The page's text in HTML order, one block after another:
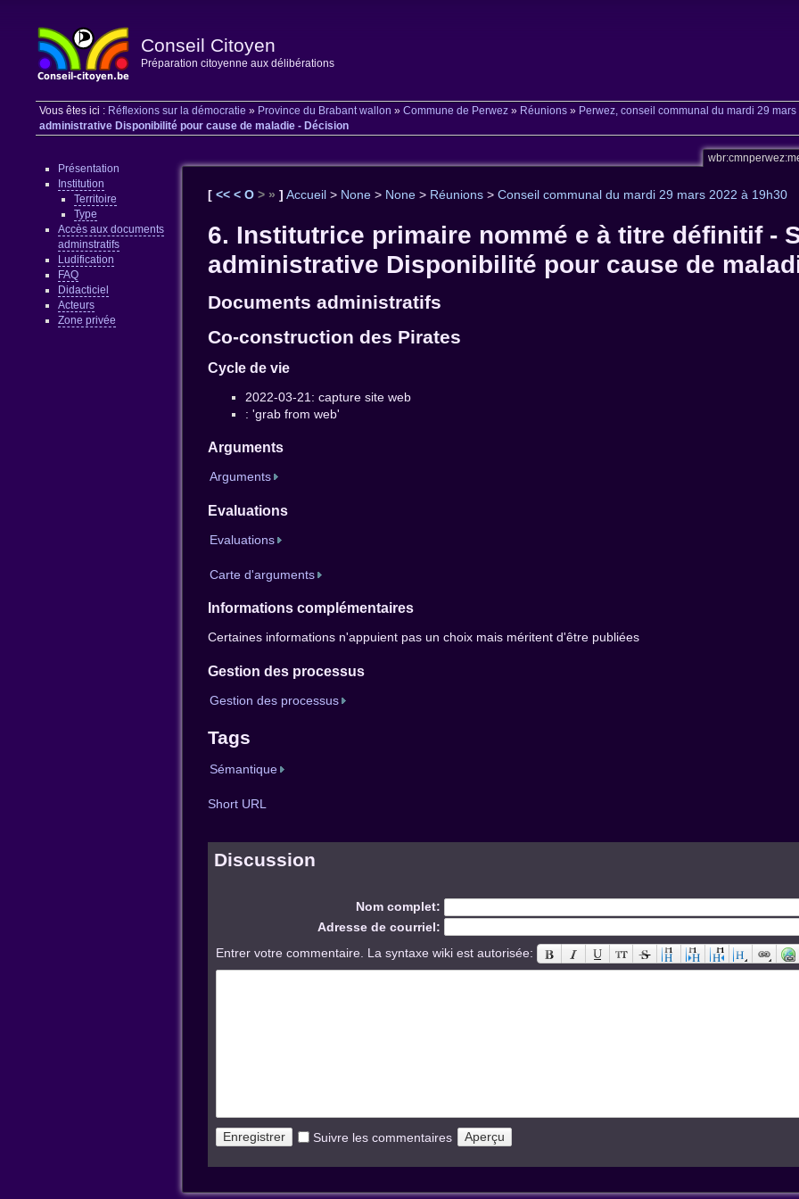
Conseil Citoyen
Préparation citoyenne aux délibérations
Vous êtes ici : Réflexions sur la démocratie » Province du Brabant wallon »Commune de Perwez » Réunions » Perwez, conseil communal du mardi 29 mars
administrative Disponibilité pour cause de maladie - Décision
Présentation
Institution
Territoire
Type
Accès aux documents
adminstratifs
Ludification
FAQ
Didacticiel
Acteurs
Zone privée
[<<<O> »] Accueil > None > None > Réunions >Conseil communal du mardi 29 mars 2022 à 19h30
6. Institutrice primaire nommé e à titre définitif -
administrative Disponibilité pour cause de
Documents administratifs
Co-construction des Pirates
Cycle de vie
2022-03-21: capture site web
: 'grab from web'
Arguments
Arguments
Evaluations
Evaluations
Carte d'arguments
Informations complémentaires
Certaines informations n'appuient pas un choix mais méritent d'être publiées
Gestion des processus
Gestion des processus
Tags
Sémantique
Short URL
Discussion
Nom complet:
Adresse de courriel:
Entrer votre commentaire. La syntaxe wiki est autorisée:
Suivre les commentaires